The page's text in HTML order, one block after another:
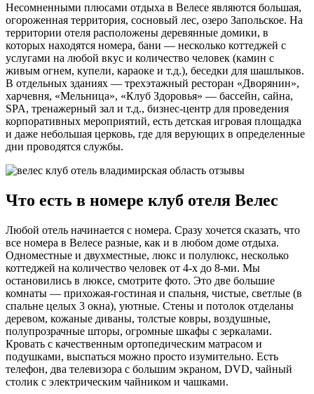
Несомненными плюсами отдыха в Велесе являются большая,
огороженная территория, сосновый лес, озеро Запольское. На
территории отеля расположены деревянные домики, в
которых находятся номера, бани — несколько коттеджей с
услугами на любой вкус и количество человек (камин с
живым огнем, купели, караоке и т.д.), беседки для шашлыков.
В отдельных зданиях — трехэтажный ресторан «Дворянин»,
харчевня, «Мельница», «Клуб Здоровья» — бассейн, сайна,
SPA, тренажерный зал и т.д., бизнес-центр для проведения
корпоративных мероприятий, есть детская игровая площадка
и даже небольшая церковь, где для верующих в определенные
дни проводятся службы.
Что есть в номере клуб отеля Велес
Любой отель начинается с номера. Сразу хочется сказать, что
все номера в Велесе разные, как и в любом доме отдыха.
Одноместные и двухместные, люкс и полулюкс, несколько
коттеджей на количество человек от 4-х до 8-ми. Мы
остановились в люксе, смотрите фото. Это две большие
комнаты — прихожая-гостиная и спальня, чистые, светлые (в
спальне целых 3 окна), уютные. Стены и потолок отделаны
деревом, кожаные диваны, толстые ковры, воздушные,
полупрозрачные шторы, огромные шкафы с зеркалами.
Кровать с качественным ортопедическим матрасом и
подушками, выспаться можно просто изумительно. Есть
телефон, два телевизора с большим экраном, DVD, чайный
столик с электрическим чайником и чашками.